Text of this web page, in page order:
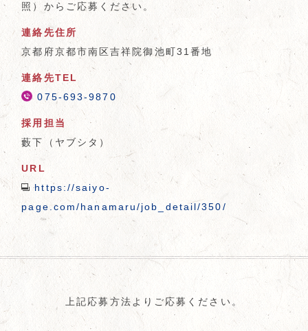
照）からご応募ください。
連絡先住所
京都府京都市南区吉祥院御池町31番地
連絡先TEL
075-693-9870
採用担当
藪下（ヤブシタ）
URL
https://saiyo-
page.com/hanamaru/job_detail/350/
上記応募方法よりご応募ください。